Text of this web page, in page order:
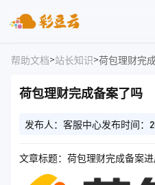
帮助文档>站长知识>荷包理财完
荷包理财完成备案了吗
发布人：客服中心发布时间：
文章标题：荷包理财完成备案